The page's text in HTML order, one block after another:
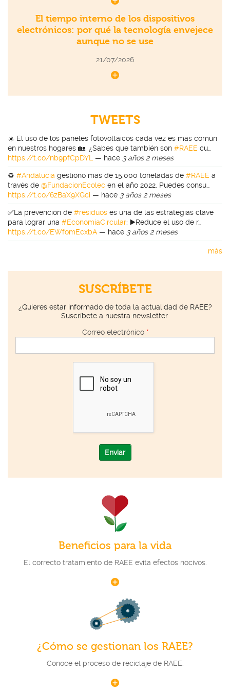
El tiempo interno de los dispositivos
electrónicos: por qué la tecnología envejece
aunque no se use
21/07/2026
TWEETS
☀️ El uso de los paneles fotovoltaicos cada vez es más común
en nuestros hogares 🏡. ¿Sabes que también son #RAEE cu…
https://t.co/nb9pfCpDYL
— hace 3 años 2 meses
♻️ #Andalucía gestionó más de 15.000 toneladas de #RAEE a
través de @FundacionEcolec en el año 2022. Puedes consu…
https://t.co/6zBaX9XGci — hace 3 años 2 meses
✅La prevención de #residuos es una de las estrategias clave
para lograr una #EconomíaCircular: ▶️Reduce el uso de r…
https://t.co/EWfomEcxbA — hace 3 años 2 meses
más
SUSCRÍBETE
¿Quieres estar informado de toda la actualidad de RAEE?
Suscríbete a nuestra newsletter.
Correo electrónico *
Enviar
Beneficios para la vida
El correcto tratamiento de RAEE evita efectos nocivos.
¿Cómo se gestionan los RAEE?
Conoce el proceso de reciclaje de RAEE.